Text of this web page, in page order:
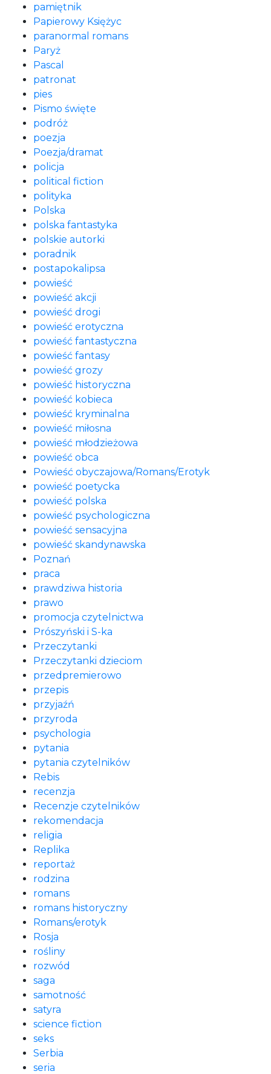
pamiętnik
Papierowy Księżyc
paranormal romans
Paryż
Pascal
patronat
pies
Pismo święte
podróż
poezja
Poezja/dramat
policja
political fiction
polityka
Polska
polska fantastyka
polskie autorki
poradnik
postapokalipsa
powieść
powieść akcji
powieść drogi
powieść erotyczna
powieść fantastyczna
powieść fantasy
powieść grozy
powieść historyczna
powieść kobieca
powieść kryminalna
powieść miłosna
powieść młodzieżowa
powieść obca
Powieść obyczajowa/Romans/Erotyk
powieść poetycka
powieść polska
powieść psychologiczna
powieść sensacyjna
powieść skandynawska
Poznań
praca
prawdziwa historia
prawo
promocja czytelnictwa
Prószyński i S-ka
Przeczytanki
Przeczytanki dzieciom
przedpremierowo
przepis
przyjaźń
przyroda
psychologia
pytania
pytania czytelników
Rebis
recenzja
Recenzje czytelników
rekomendacja
religia
Replika
reportaż
rodzina
romans
romans historyczny
Romans/erotyk
Rosja
rośliny
rozwód
saga
samotność
satyra
science fiction
seks
Serbia
seria